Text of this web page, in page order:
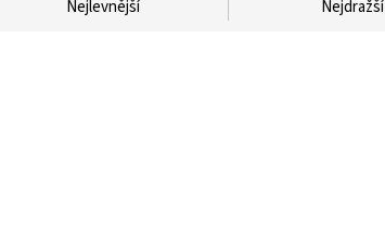
Nejlevnější Nejdražší